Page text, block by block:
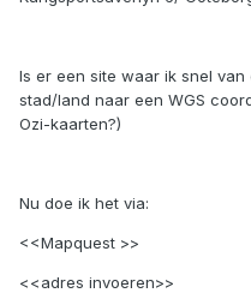
Is er een site waar ik snel
stad/land naar een WGS
Ozi-kaarten?)
Nu doe ik het via:
<<Mapquest >>
<<adres invoeren>>